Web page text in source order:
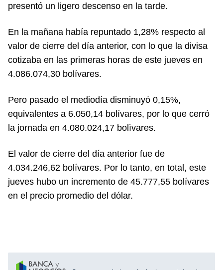
presentó un ligero descenso en la tarde.
En la mañana había repuntado 1,28% respecto al
valor de cierre del día anterior, con lo que la divisa
cotizaba en las primeras horas de este jueves en
4.086.074,30 bolívares.
Pero pasado el mediodía disminuyó 0,15%,
equivalentes a 6.050,14 bolívares, por lo que cerró
la jornada en 4.080.024,17 bolìvares.
El valor de cierre del día anterior fue de
4.034.246,62 bolívares. Por lo tanto, en total, este
jueves hubo un incremento de 45.777,55 bolívares
en el precio promedio del dólar.